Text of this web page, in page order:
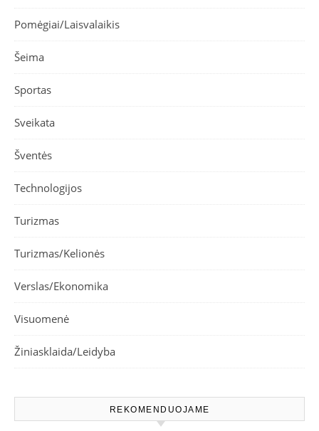
Pomėgiai/Laisvalaikis
Šeima
Sportas
Sveikata
Šventės
Technologijos
Turizmas
Turizmas/Kelionės
Verslas/Ekonomika
Visuomenė
Žiniasklaida/Leidyba
REKOMENDUOJAME